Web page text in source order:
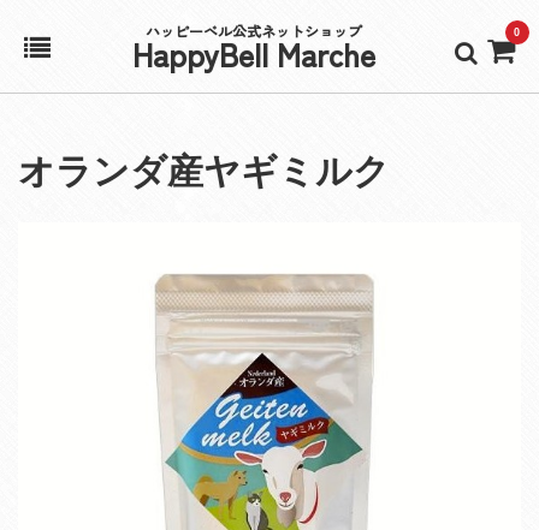
ハッピーベル公式ネットショップ
HappyBell Marche 0
アカウント
オランダ産ヤギミルク